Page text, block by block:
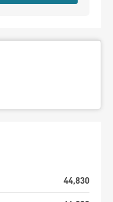
44,830